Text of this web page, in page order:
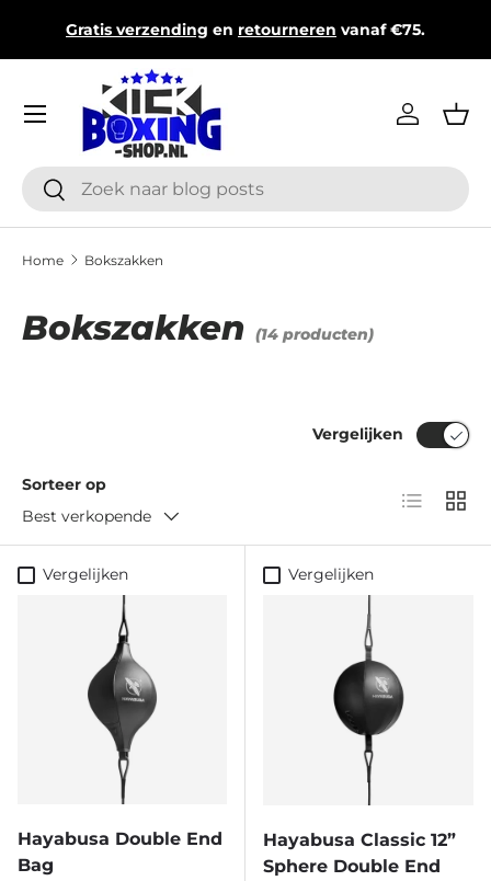
Ga naar inhoud
Gratis verzending en retourneren vanaf €75.
Zoeken
Zoeken
Inloggen
Menu
Home Bokszakken
Bokszakken (14 producten)
Sorteer op
Best verkopende
Vergelijken
Lijst
Vergelijken
Hayabusa Double End
Bag
Vergelijken
Hayabusa Classic 12”
Sphere Double End